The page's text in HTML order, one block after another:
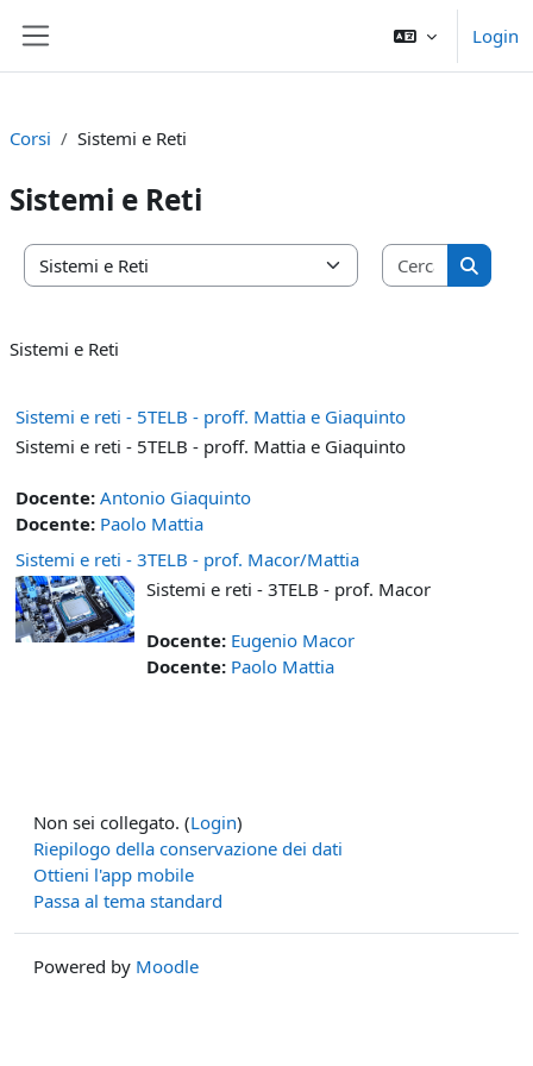
Login
Corsi Sistemi e Reti
Sistemi e Reti
Categorie di corso
Cerca
Cerca
Sistemi e Reti
Sistemi e reti - 5TELB - proff. Mattia e Giaquinto
Sistemi e reti - 5TELB - proff. Mattia e Giaquinto
Docente: Antonio Giaquinto
Docente: Paolo Mattia
Sistemi e reti - 3TELB - prof. Macor/Mattia
Sistemi e reti - 3TELB - prof. Macor
Docente: Eugenio Macor
Docente: Paolo Mattia
Non sei collegato. (Login)
Riepilogo della conservazione dei dati
Ottieni l'app mobile
Passa al tema standard
Powered by Moodle